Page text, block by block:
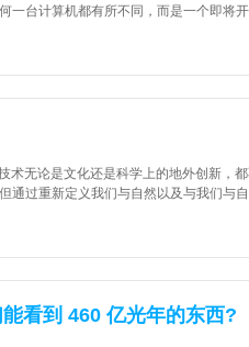
一台计算机都有所不同，而是一个即将
术无论是文化还是科学上的地外创新，
通过重新定义我们与自然以及与我们与
看到 460 亿光年的东西?